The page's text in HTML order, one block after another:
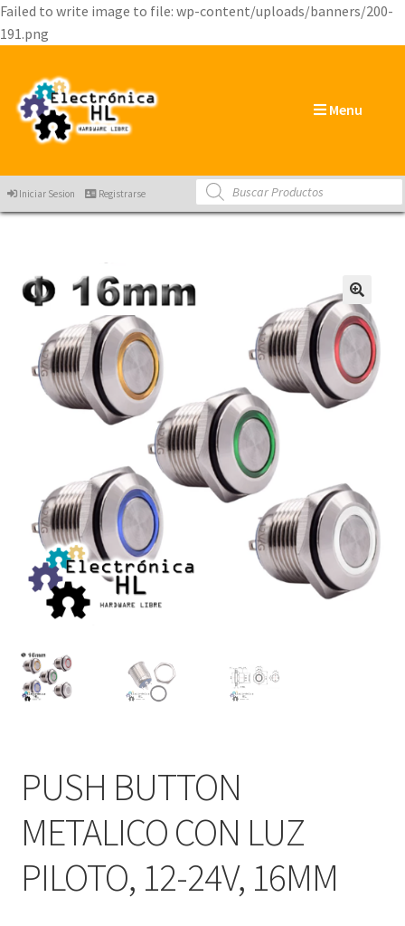
Failed to write image to file: wp-content/uploads/banners/200-
191.png
Menu
Products
search
Iniciar Sesion Registrarse
PUSH BUTTON
METALICO CON LUZ
PILOTO, 12-24V, 16MM